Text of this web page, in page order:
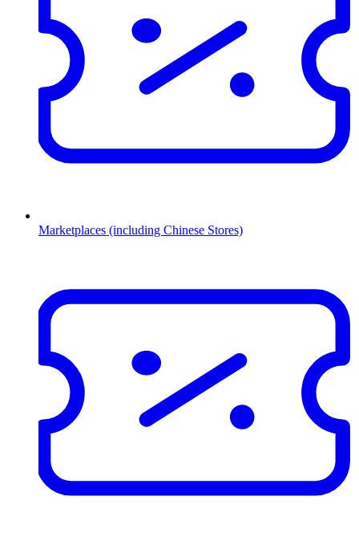
Marketplaces (including Chinese Stores)